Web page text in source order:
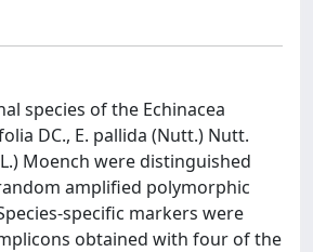
species of the Echinacea
DC., E. pallida (Nutt.) Nutt.
Moench were distinguished
amplified polymorphic
specific markers were
obtained with four of the